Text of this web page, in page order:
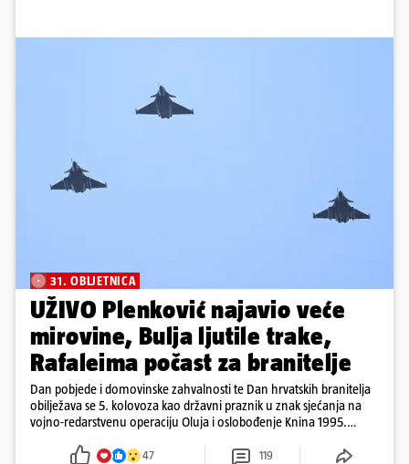
31. OBLJETNICA
UŽIVO Plenković najavio veće
mirovine, Bulja ljutile trake,
Rafaleima počast za branitelje
Dan pobjede i domovinske zahvalnosti te Dan hrvatskih branitelja
obilježava se 5. kolovoza kao državni praznik u znak sjećanja na
vojno-redarstvenu operaciju Oluja i oslobođenje Knina 1995.
47 119